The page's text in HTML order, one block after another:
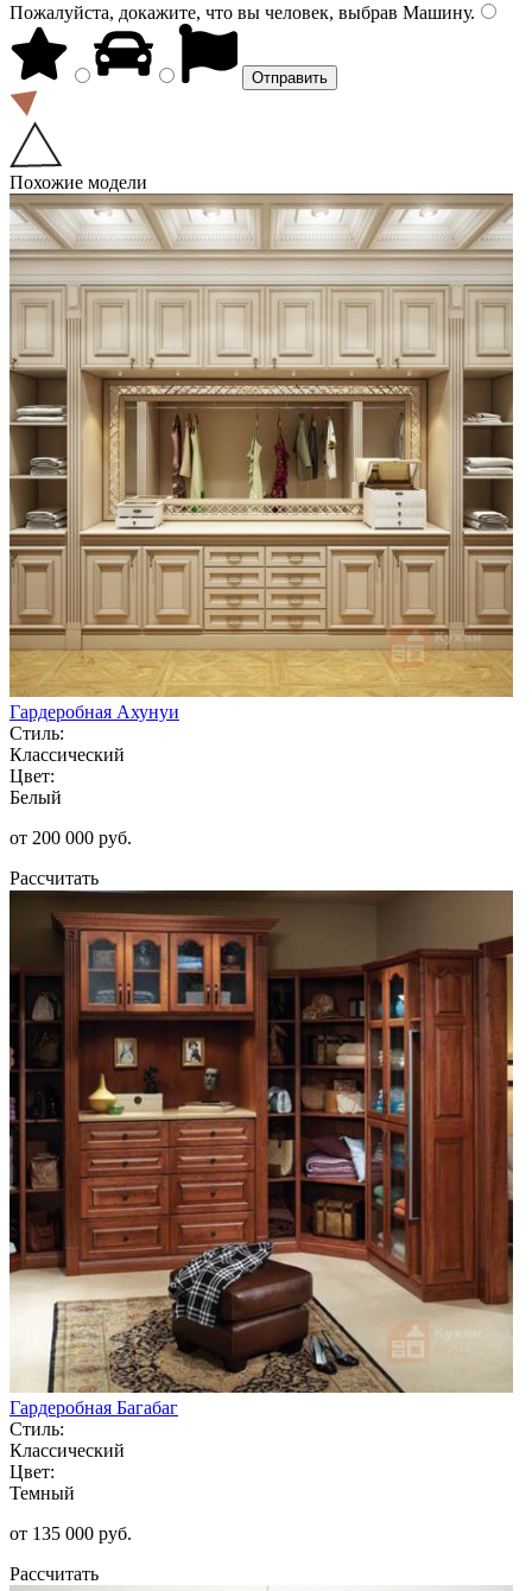
Пожалуйста, докажите, что вы человек, выбрав Машину.
Похожие модели
Гардеробная Ахунуи
Стиль:
Классический
Цвет:
Белый
от 200 000 руб.
Рассчитать
Гардеробная Багабаг
Стиль:
Классический
Цвет:
Темный
от 135 000 руб.
Рассчитать